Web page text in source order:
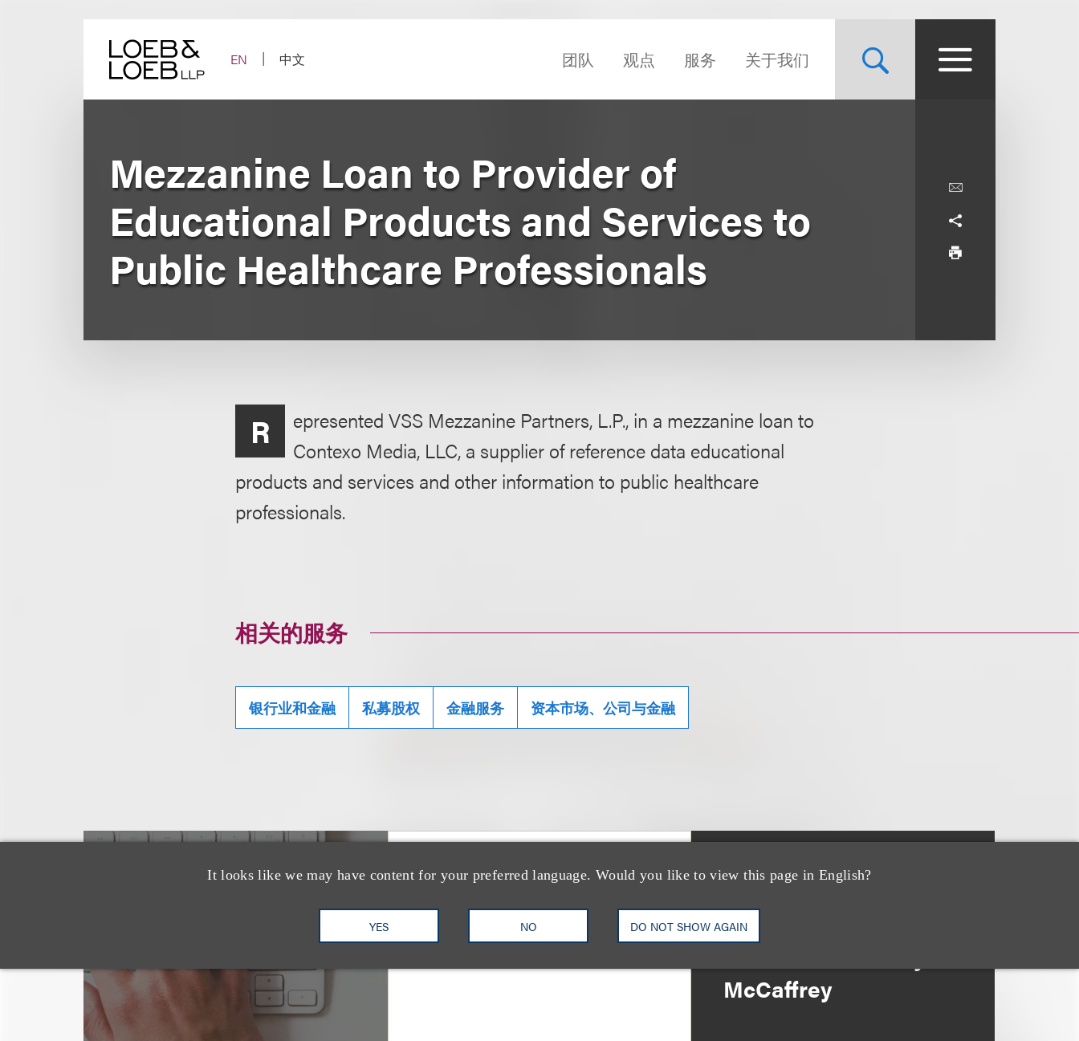
EN
中文 团队 观点 服务 关于我们
It looks like we may have content for your preferred language. Would you like to view this page in English?
YES NO DO NOT SHOW AGAIN
Mezzanine Loan to Provider of
Educational Products and Services to
Public Healthcare Professionals
R
epresented VSS Mezzanine Partners, L.P., in a mezzanine loan to
Contexo Media, LLC, a supplier of reference data educational
products and services and other information to public healthcare
professionals.
相关的服务
银行业和金融 私募股权 金融服务 资本市场、公司与金融
也看看这里 媒体报道
Finance Pro Todd
消息/新闻稿
Leading Real Estate
McCaffrey